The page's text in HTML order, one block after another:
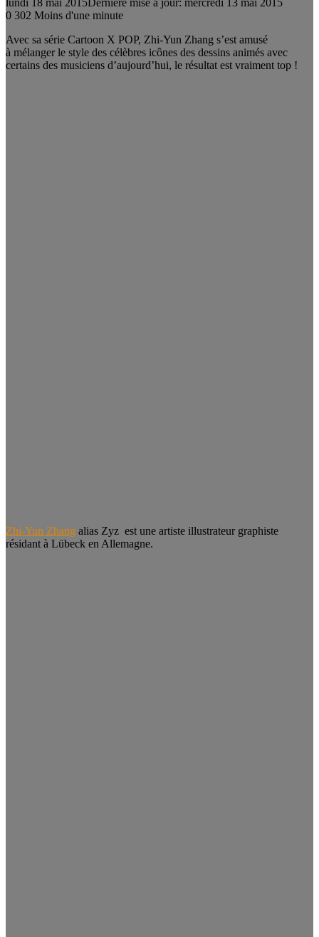
0 302 Moins d'une minute
Avec sa série Cartoon X POP, Zhi-Yun Zhang s’est amusé
à mélanger le style des célèbres icônes des dessins animés avec
certains des musiciens d’aujourd’hui, le résultat est vraiment top !
Zhi-Yun Zhang alias Zyz est une artiste illustrateur graphiste
résidant à Lübeck en Allemagne.